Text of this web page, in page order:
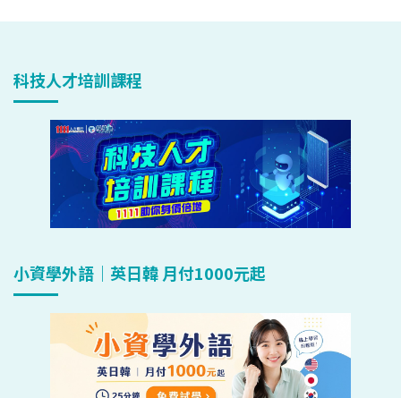
科技人才培訓課程
小資學外語｜英日韓 月付1000元起